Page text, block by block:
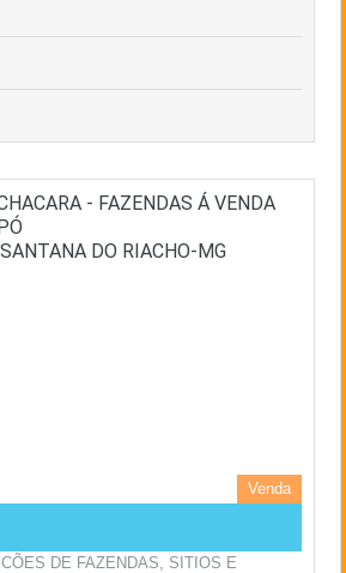
- FAZENDAS Á VENDA
DO RIACHO-MG
Venda
DE FAZENDAS, SITIOS E